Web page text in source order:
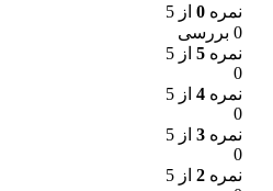
نمره 0 از 5
0 بررسی
نمره 5 از 5
0
نمره 4 از 5
0
نمره 3 از 5
0
نمره 2 از 5